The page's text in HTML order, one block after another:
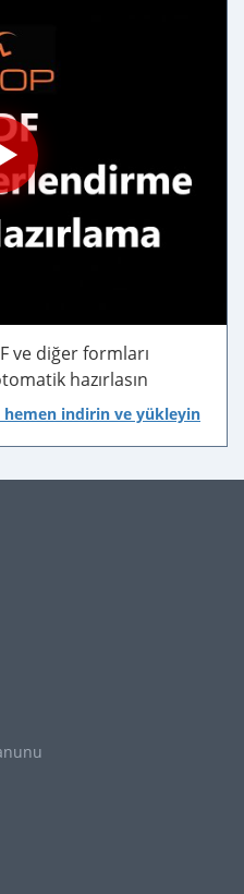
ve diğer formları
hazırlasın
hemen indirin ve yükleyin